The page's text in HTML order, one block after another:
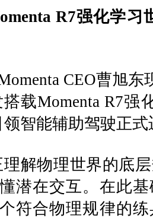
R7强化学习
CEO曹旭东
搭载Momenta R7强
领智能辅助驾驶正
理解物理世界的底
潜在交互。在此
符合物理规律的